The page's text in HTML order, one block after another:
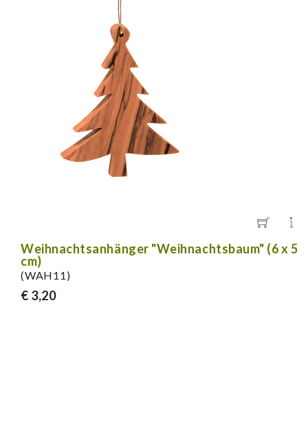
Weihnachtsanhänger "Weihnachtsbaum" (6 x 5
cm)
(WAH11)
€ 3,20